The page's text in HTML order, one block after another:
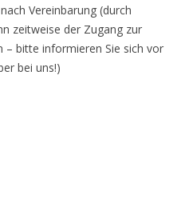
Vereinbarung (durch
zeitweise der Zugang zur
– bitte informieren Sie sich vor
bei uns!)